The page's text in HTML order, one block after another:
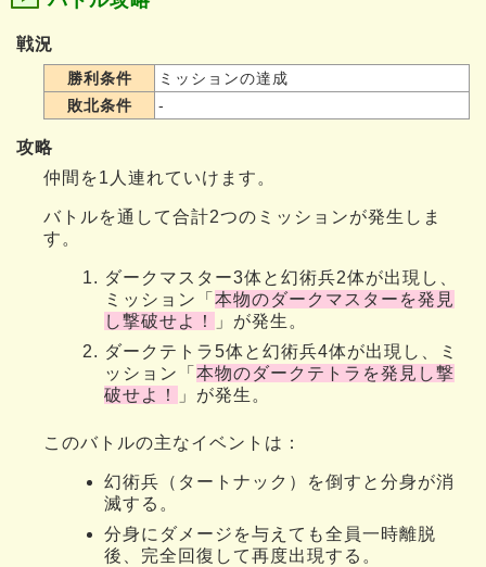
戦況
勝利条件
ミッションの達成
敗北条件
-
攻略
仲間を1人連れていけます。
バトルを通して合計2つのミッションが発生しま
す。
ダークマスター3体と幻術兵2体が出現し、
ミッション「 本物のダークマスターを発見
し撃破せよ！
」が発生。
ダークテトラ5体と幻術兵4体が出現し、ミ
ッション「 本物のダークテトラを発見し撃
破せよ！
」が発生。
このバトルの主なイベントは：
幻術兵（タートナック）を倒すと分身が消
滅する。
分身にダメージを与えても全員一時離脱
後、完全回復して再度出現する。